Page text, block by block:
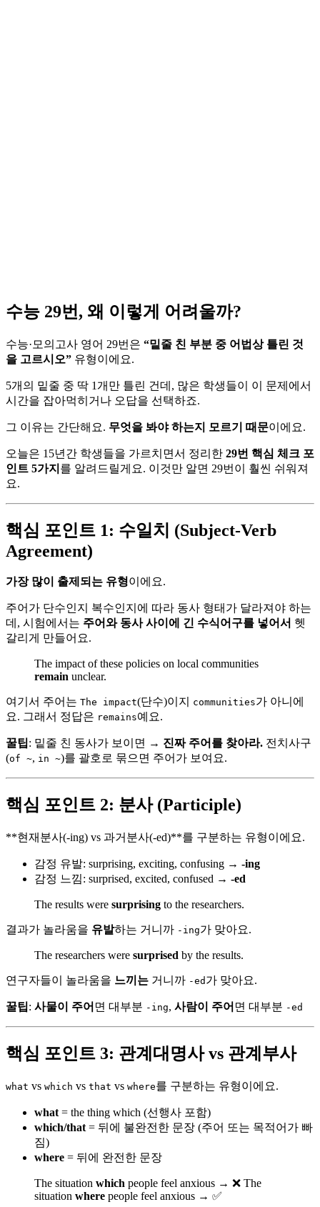
수능 29번, 왜 이렇게 어려울까?
수능·모의고사 영어 29번은 “밑줄 친 부분 중 어법상 틀린 것
을 고르시오” 유형이에요.
5개의 밑줄 중 딱 1개만 틀린 건데, 많은 학생들이 이 문제에서
시간을 잡아먹히거나 오답을 선택하죠.
그 이유는 간단해요. 무엇을 봐야 하는지 모르기 때문이에요.
오늘은 15년간 학생들을 가르치면서 정리한 29번 핵심 체크 포
인트 5가지 를 알려드릴게요. 이것만 알면 29번이 훨씬 쉬워져
요.
핵심 포인트 1: 수일치 (Subject-Verb
Agreement)
가장 많이 출제되는 유형이에요.
주어가 단수인지 복수인지에 따라 동사 형태가 달라져야 하는
데, 시험에서는 주어와 동사 사이에 긴 수식어구를 넣어서 헷
갈리게 만들어요.
The impact of these policies on local communities
remain unclear.
여기서 주어는 The impact(단수)이지 communities가 아니에
요. 그래서 정답은 remains예요.
꿀팁: 밑줄 친 동사가 보이면 → 진짜 주어를 찾아라. 전치사구
(of ~, in ~)를 괄호로 묶으면 주어가 보여요.
핵심 포인트 2: 분사 (Participle)
**현재분사(-ing) vs 과거분사(-ed)**를 구분하는 유형이에요.
감정 유발: surprising, exciting, confusing → -ing
감정 느낌: surprised, excited, confused → -ed
The results were surprising to the researchers.
결과가 놀라움을 유발하는 거니까 -ing가 맞아요.
The researchers were surprised by the results.
연구자들이 놀라움을 느끼는 거니까 -ed 가 맞아요.
꿀팁: 사물이 주어 면 대부분 -ing, 사람이 주어 면 대부분 -ed
핵심 포인트 3: 관계대명사 vs 관계부사
what vs which vs that vs where를 구분하는 유형이에요.
what = the thing which (선행사 포함)
which/that = 뒤에 불완전한 문장 (주어 또는 목적어가 빠
짐)
where = 뒤에 완전한 문장
The situation which people feel anxious → ❌ The
situation where people feel anxious → ✅